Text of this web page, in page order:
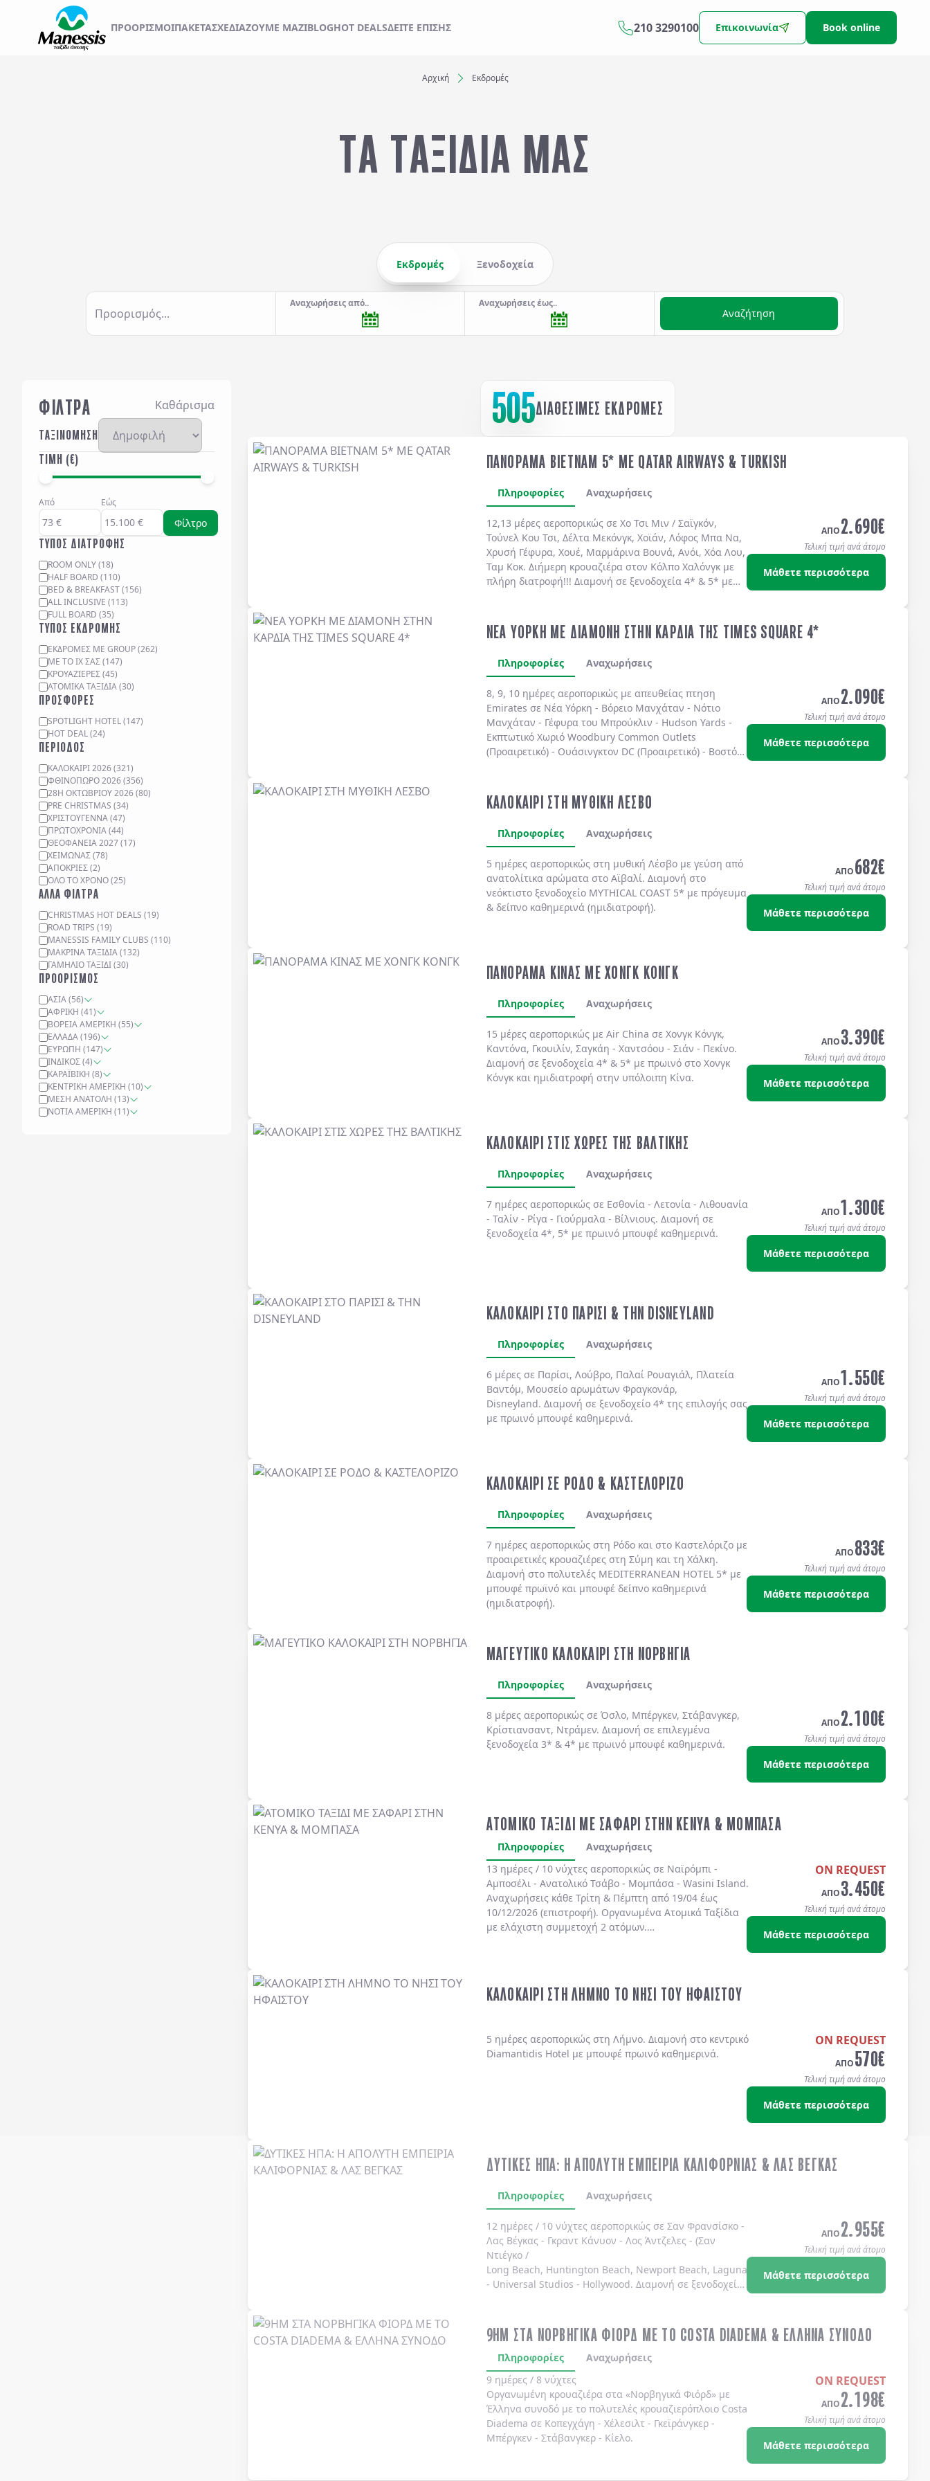
ΞΕΚΙΝΗΣΤΕ ΤΟ ΤΑΞΙΔΙ ΣΑΣ ΑΠΟ ΕΔΩ
Αναζήτηση
ΠΡΟΟΡΙΣΜΟΊΠΑΚΕΤΑΣΧΕΔΙΆΖΟΥΜΕ ΜΑΖΊBLOGHOT DEALSΔΕΊΤΕ ΕΠΊΣΗΣ 210 3290100 Επικοινωνία Book online
Αρχική Εκδρομές
ΤΑ ΤΑΞΙΔΙΑ ΜΑΣ
Εκδρομές Ξενοδοχεία
Προορισμός...
Αναχωρήσεις από.. Αναχωρήσεις έως..
Αναζήτηση
ΦΙΛΤΡΑ Καθάρισμα
ΤΑΞΙΝΟΜΗΣΗ
ΤΙΜΗ (€)
Από Εώς
Φίλτρο
ΤΥΠΟΣ ΔΙΑΤΡΟΦΗΣ
FULL BOARD (35)
ALL INCLUSIVE (113)
BED & BREAKFAST(156)
HALF BOARD (110)
ROOM ONLY(18)
ΤΥΠΟΣ ΕΚΔΡΟΜΗΣ
ΑΤΟΜΙΚΆ ΤΑΞΊΔΙΑ(30)
ΚΡΟΥΑΖΙΈΡΕΣ(45)
ΜΕ ΤΟ ΙΧ ΣΑΣ(147)
ΕΚΔΡΟΜΈΣ ΜΕ GROUP(262)
ΠΡΟΣΦΟΡΕΣ
HOT DEAL(24)
SPOTLIGHT HOTEL(147)
ΠΕΡΙΟΔΟΣ
ΟΛΟ ΤΟ ΧΡΟΝΟ(25)
ΑΠΟΚΡΙΕΣ(2)
ΧΕΙΜΩΝΑΣ(78)
ΘΕΟΦΑΝΕΙΑ 2027(17)
ΠΡΩΤΟΧΡΟΝΙΑ(44)
ΧΡΙΣΤΟΥΓΕΝΝΑ(47)
PRE CHRISTMAS (34)
28Η ΟΚΤΩΒΡΙΟΥ 2026(80)
ΦΘΙΝΟΠΩΡΟ 2026(356)
ΚΑΛΟΚΑΙΡΙ 2026(321)
ΑΛΛΑ ΦΙΛΤΡΑ
ΓΑΜΉΛΙΟ ΤΑΞΊΔΙ(30)
ΜΑΚΡΙΝΆ ΤΑΞΊΔΙΑ(132)
MANESSIS FAMILY CLUBS (110)
ROAD TRIPS (19)
CHRISTMAS HOT DEALS (19)
ΠΡΟΟΡΙΣΜΟΣ
ΑΣΊΑ(56)
ΑΦΡΙΚΉ (41)
ΒΌΡΕΙΑ ΑΜΕΡΙΚΉ (55)
ΕΛΛΆΔΑ(196)
ΕΥΡΏΠΗ (147)
ΙΝΔΙΚΌΣ(4)
ΚΑΡΑΪΒΙΚΉ (8)
ΚΕΝΤΡΙΚΉ ΑΜΕΡΙΚΉ (10)
ΜΈΣΗ ΑΝΑΤΟΛΉ (13)
ΝΌΤΙΑ ΑΜΕΡΙΚΉ (11)
505ΔΙΑΘΕΣΙΜΕΣ ΕΚΔΡΟΜΕΣ
ΠΑΝΟΡΑΜΑ ΒΙΕΤΝΑΜ 5* ME QATAR AIRWAYS & TURKISH
Πληροφορίες Αναχωρήσεις
12,13 μέρες αεροπορικώς σε Χο Τσι Μιν / Σαϊγκόν,
Τούνελ Κου Τσι, Δέλτα Μεκόνγκ, Χοϊάν, Λόφος Μπα Να,
Χρυσή Γέφυρα, Χουέ, Μαρμάρινα Βουνά, Ανόι, Χόα Λου,
Ταμ Κοκ. Διήμερη κρουαζιέρα στον Κόλπο Χαλόνγκμε
πλήρη διατροφή!!! Διαμονή σε ξενοδοχεία 4* & 5* με
ΑΠΟ2.690€
Τελική τιμή ανά άτομο
Μάθετε περισσότερα
ΝΕΑ ΥΟΡΚΗ ΜΕ ΔΙΑΜΟΝΗ ΣΤΗΝ ΚΑΡΔΙΑ ΤΗΣ TIMES SQUARE 4*
Πληροφορίες Αναχωρήσεις
8, 9, 10 ημέρες αεροπορικώς με απευθείας πτηση
Emirates σε Νέα Υόρκη - Βόρειο Μανχάταν - Νότιο
Μανχάταν - Γέφυρα του Μπρούκλιν - Hudson Yards -
Εκπτωτικό Χωριό Woodbury Common Outlets
(Προαιρετικό)- Ουάσινγκτον DC (Προαιρετικό)- Βοστόνη
BY HILTON NEW YORK TIMES SQUARE 4*
SHELBURNE SONESTA 4*χωρίς πρωινό.
ΑΠΟ2.090€
Τελική τιμή ανά άτομο
Μάθετε περισσότερα
ΚΑΛΟΚΑΙΡΙ ΣΤΗ ΜΥΘΙΚΗ ΛΕΣΒΟ
Πληροφορίες Αναχωρήσεις
5 ημέρες αεροπορικώς στη μυθική Λέσβο με γεύση από
ανατολίτικα αρώματα στο Αϊβαλί. Διαμονή στο
νεόκτιστο ξενοδοχείο MYTHICAL COAST 5* με πρόγευμα
& δείπνοκαθημερινά (ημιδιατροφή).
ΑΠΟ682€
Τελική τιμή ανά άτομο
Μάθετε περισσότερα
ΠΑΝΟΡΑΜΑ ΚΙΝΑΣ ΜΕ ΧΟΝΓΚ ΚΟΝΓΚ
Πληροφορίες Αναχωρήσεις
15 μέρες αεροπορικώς με Air China σε Χονγκ Κόνγκ,
Καντόνα, Γκουιλίν, Σαγκάη - Χαντσόου - Σιάν - Πεκίνο.
Διαμονή σε ξενοδοχεία 4* & 5* με πρωινό στο Χονγκ
Κόνγκ και ημιδιατροφή στην υπόλοιπη Κίνα.
ΑΠΟ3.390€
Τελική τιμή ανά άτομο
Μάθετε περισσότερα
ΚΑΛΟΚΑΙΡΙ ΣΤΙΣ ΧΩΡΕΣ ΤΗΣ ΒΑΛΤΙΚΗΣ
Πληροφορίες Αναχωρήσεις
7 ημέρες αεροπορικώς σε Εσθονία - Λετονία - Λιθουανία
- Ταλίν - Ρίγα - Γιούρμαλα - Βίλνιους. Διαμονή σε
ξενοδοχεία 4*, 5* με πρωινό μπουφέ καθημερινά.
ΑΠΟ1.300€
Τελική τιμή ανά άτομο
Μάθετε περισσότερα
ΚΑΛΟΚΑΙΡΙ ΣΤΟ ΠΑΡΙΣΙ & ΤΗΝ DISNEYLAND
Πληροφορίες Αναχωρήσεις
6 μέρες σε Παρίσι, Λούβρο, Παλαί Ρουαγιάλ, Πλατεία
Βαντόμ, Μουσείο αρωμάτων Φραγκονάρ,
Disneyland. Διαμονή σε ξενοδοχείo 4* της επιλογής σας
με πρωινό μπουφέ καθημερινά.
ΑΠΟ1.550€
Τελική τιμή ανά άτομο
Μάθετε περισσότερα
ΚΑΛΟΚΑΙΡΙ ΣΕ ΡΟΔΟ & ΚΑΣΤΕΛΟΡΙΖΟ
Πληροφορίες Αναχωρήσεις
7 ημέρες αεροπορικώς στη Ρόδο και στο Καστελόριζο με
προαιρετικές κρουαζιέρες στη Σύμη και τη Χάλκη.
Διαμονή στο πολυτελές MEDITERRANEAN HOTEL 5* με
μπουφέ πρωϊνό και μπουφέ δείπνο καθημερινά
(ημιδιατροφή).
ΑΠΟ833€
Τελική τιμή ανά άτομο
Μάθετε περισσότερα
ΜΑΓΕΥΤΙΚΟ ΚΑΛΟΚΑΙΡΙ ΣΤΗ ΝΟΡΒΗΓΙΑ
Πληροφορίες Αναχωρήσεις
8 μέρες αεροπορικώς σε Όσλο, Μπέργκεν, Στάβανγκερ,
Κρίστιανσαντ, Ντράμεν. Διαμονή σε επιλεγμένα
ξενοδοχεία 3* & 4* με πρωινό μπουφέ καθημερινά.
ΑΠΟ2.100€
Τελική τιμή ανά άτομο
Μάθετε περισσότερα
ΑΤΟΜΙΚΟ ΤΑΞΙΔΙ ΜΕ ΣΑΦΑΡΙ ΣΤΗΝ ΚΕΝΥΑ & ΜΟΜΠΑΣΑ
Πληροφορίες
Αναχωρήσεις
13 ημέρες / 10 νύχτες αεροπορικώς σε Ναϊρόμπι -
Αμποσέλι - Ανατολικό Τσάβο - Μομπάσα - Wasini Island.
Αναχωρήσεις κάθε Τρίτη & Πέμπτη από 19/04 έως
10/12/2026 (επιστροφή). Οργανωμένα Ατομικά Ταξίδια
με ελάχιστη συμμετοχή 2 ατόμων.
ON REQUEST
ΑΠΟ3.450€
Τελική τιμή ανά άτομο
Μάθετε περισσότερα
ΚΑΛΟΚΑΙΡΙ ΣΤΗ ΛΗΜΝΟ ΤΟ ΝΗΣΙ ΤΟΥ ΗΦΑΙΣΤΟΥ
5 ημέρες αεροπορικώς στη Λήμνο. Διαμονή στο κεντρικό
Diamantidis Hotel με μπουφέ πρωινό καθημερινά.
ON REQUEST
ΑΠΟ570€
Τελική τιμή ανά άτομο
Μάθετε περισσότερα
ΔΥΤΙΚΕΣ ΗΠΑ: Η ΑΠΟΛΥΤΗ ΕΜΠΕΙΡΙΑ ΚΑΛΙΦΟΡΝΙΑΣ & ΛΑΣ ΒΕΓΚΑΣ
Πληροφορίες Αναχωρήσεις
12 ημέρες / 10 νύχτες αεροπορικώς σε Σαν Φρανσίσκο-
Λας Βέγκας - Γκραντ Κάνυον - Λος Άντζελες - (Σαν
Ντιέγκο /
Long Beach, Huntington Beach, Newport Beach, Laguna Beach Dana Point, Coronado Island)
- Universal Studios - Hollywood. Διαμονή σε ξενοδοχεία
ΑΠΟ2.955€
Τελική τιμή ανά άτομο
Μάθετε περισσότερα
9ΗΜ ΣΤΑ ΝΟΡΒΗΓΙΚΑ ΦΙΟΡΔ ΜΕ ΤΟ COSTA DIADEMA & ΕΛΛΗΝΑ ΣΥΝΟΔΟ
Πληροφορίες
Αναχωρήσεις
9 ημέρες / 8 νύχτες
Οργανωμένη κρουαζιέρα στα «Νορβηγικά Φιόρδ»με
Έλληνα συνοδόμε το πολυτελές κρουαζιερόπλοιο Costa
Diadema σε Κοπεγχάγη - Χέλεσιλτ - Γκεϊράνγκερ -
Μπέργκεν - Στάβανγκερ - Κίελο.
ON REQUEST
ΑΠΟ2.198€
Τελική τιμή ανά άτομο
Μάθετε περισσότερα